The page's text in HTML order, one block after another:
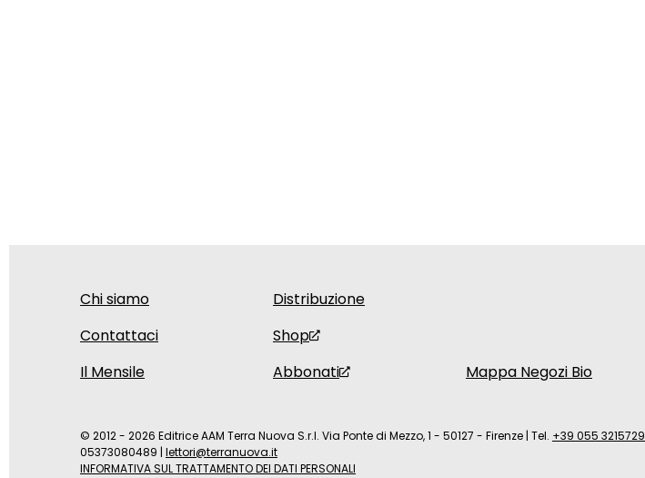
Chi siamo
Contattaci
Il Mensile
Distribuzione
Shop
Abbonati
Mappa Negozi Bio
© 2012 - 2026 Editrice AAM Terra Nuova S.r.l. Via Ponte di Mezzo, 1 - 50127 - Firenze | Tel. +39 055 3215729
05373080489 | lettori@terranuova.it
INFORMATIVA SUL TRATTAMENTO DEI DATI PERSONALI